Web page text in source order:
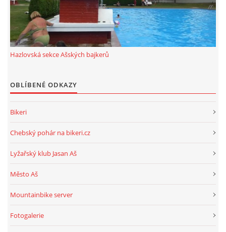
ROK 2024
ROK 2023
ROK 2022
Hazlovská sekce Ašských bajkerů
OBLÍBENÉ ODKAZY
Bikeri
Chebský pohár na bikeri.cz
Lyžařský klub Jasan Aš
Město Aš
Mountainbike server
Fotogalerie